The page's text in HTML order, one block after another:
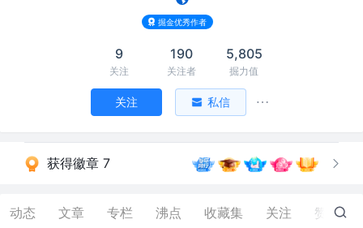
掘金优秀作者
9
关注
190
关注者
5,805
掘力值
关注 私信
获得徽章 7
动态 文章 专栏 沸点 收藏集 关注 赞 178